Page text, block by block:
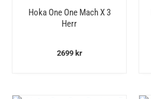
Hoka One One Mach X 3
Herr
2699 kr